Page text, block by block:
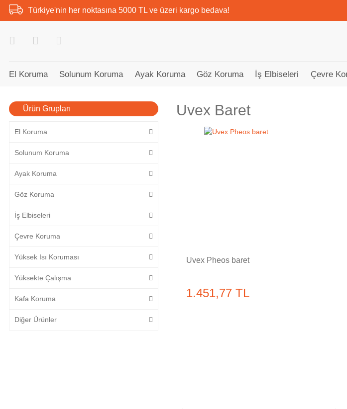
Türkiye'nin her noktasına 5000 TL ve üzeri kargo bedava!
El Koruma Solunum Koruma Ayak Koruma Göz Koruma İş Elbiseleri Çevre
Ürün Grupları
El Koruma
Solunum Koruma
Ayak Koruma
Göz Koruma
İş Elbiseleri
Çevre Koruma
Yüksek Isı Koruması
Yüksekte Çalışma
Kafa Koruma
Diğer Ürünler
Uvex Baret
Uvex Pheos baret
1.451,77 TL